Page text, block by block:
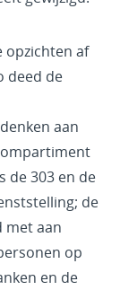
opzichten af
deed de
aan
de 303 en de
de
met aan
op
en de